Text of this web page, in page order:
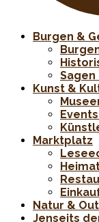
Burgen &
Kunst &
Marktplatz
Natur &
Jenseits